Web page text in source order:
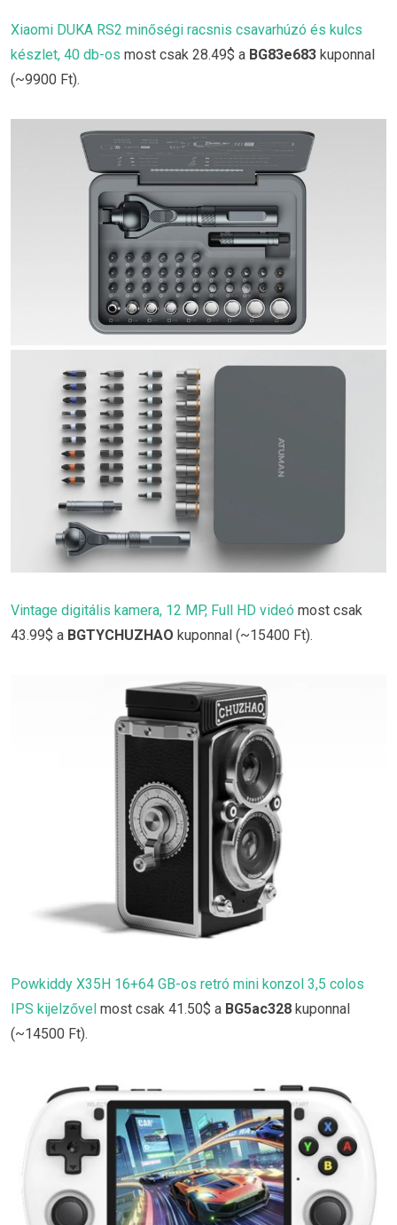
Xiaomi DUKA RS2 minőségi racsnis csavarhúzó és kulcs
készlet, 40 db-os most csak 28.49$ a BG83e683 kuponnal
(~9900 Ft).
Vintage digitális kamera, 12 MP, Full HD videó most csak
43.99$ a BGTYCHUZHAO kuponnal (~15400 Ft).
Powkiddy X35H 16+64 GB-os retró mini konzol 3,5 colos
IPS kijelzővel most csak 41.50$ a BG5ac328 kuponnal
(~14500 Ft).